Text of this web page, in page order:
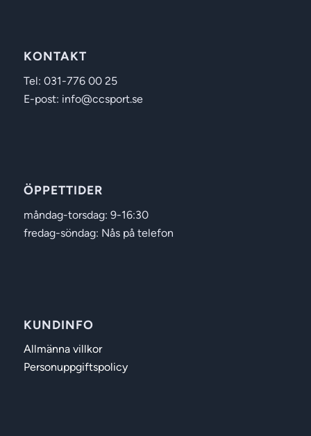
KONTAKT
Tel: 031-776 00 25
E-post: info@ccsport.se
ÖPPETTIDER
måndag-torsdag: 9-16:30
fredag-söndag: Nås på telefon
KUNDINFO
Allmänna villkor
Personuppgiftspolicy